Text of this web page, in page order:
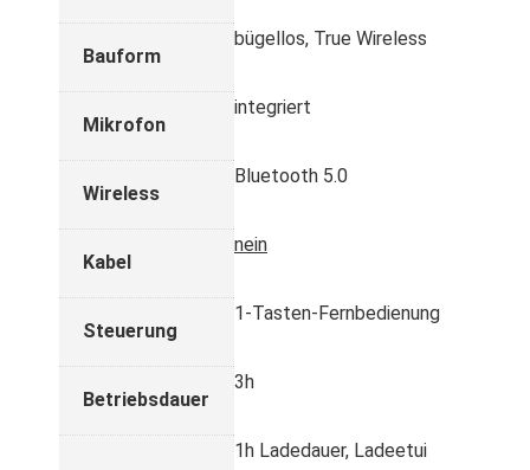
Bauform
bügellos, True Wireless
Mikrofon
integriert
Wireless
Bluetooth 5.0
Kabel
nein
Steuerung
1-Tasten-Fernbedienung
Betriebsdauer
3h
1h Ladedauer, Ladeetui